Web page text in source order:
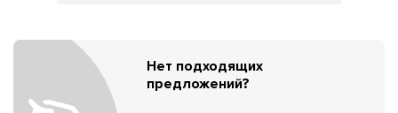
Нет подходящих
предложений?